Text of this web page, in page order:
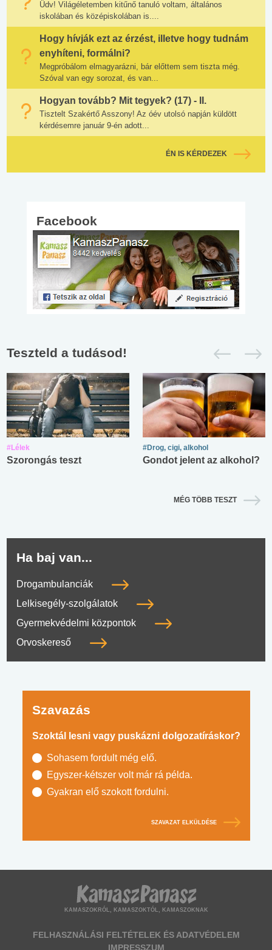
Üdv! Világéletemben kitűnő tanuló voltam, általános
iskolában és középiskolában is....
Hogy hívják ezt az érzést, illetve hogy tudnám
enyhíteni, formálni?
Megpróbálom elmagyarázni, bár előttem sem tiszta még.
Szóval van egy sorozat, és van...
Hogyan tovább? Mit tegyek? (17) - II.
Tisztelt Szakértő Asszony! Az óév utolsó napján küldött
kérdésemre január 9-én adott...
ÉN IS KÉRDEZEK
Facebook
Teszteld a tudásod!
#Lélek
Szorongás teszt
#Drog, cigi, alkohol
Gondot jelent az alkohol?
MÉG TÖBB TESZT
Ha baj van...
Drogambulanciák
Lelkisegély-szolgálatok
Gyermekvédelmi központok
Orvoskereső
Szavazás
Szoktál lesni vagy puskázni dolgozatíráskor?
Sohasem fordult még elő.
Egyszer-kétszer volt már rá példa.
Gyakran elő szokott fordulni.
SZAVAZAT ELKÜLDÉSE
KAMASZOKRÓL, KAMASZOKTÓL, KAMASZOKNAK
FELHASZNÁLÁSI FELTÉTELEK ÉS ADATVÉDELEM
IMPRESSZUM